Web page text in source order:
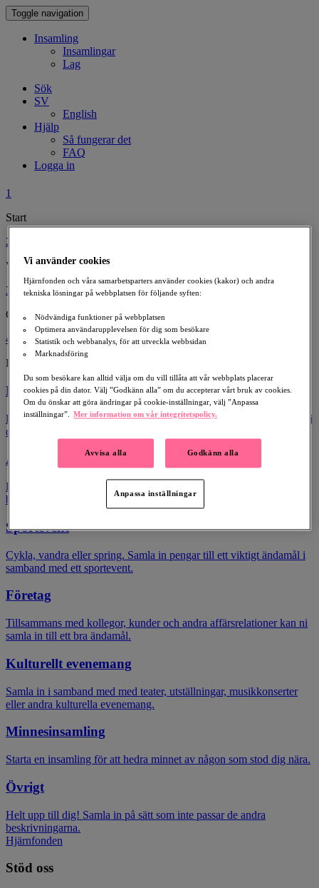
Toggle navigation
Insamling
Insamlingar
Lag
Sök
SV
English
Hjälp
Så fungerar det
FAQ
Logga in
1
Start
2
Välj typ av insamling
3
Gör din insamling personlig
4
Publicera din insamling
Födelsedag
En födelsedag du kommer att minnas för evigt. Be vänner och familj
om donationer i stället för födelsedagspresenter.
Årsdag
Be vänner och familj om donationer i stället för gåvor vid jubileum,
bröllop, studenten eller andre märkesdagar.
Sportevent
Cykla, vandra eller spring. Samla in pengar till ett viktigt ändamål i
samband med ett sportevent.
Företag
Tillsammans med kollegor, kunder och andra affärsrelationer kan ni
samla in till ett bra ändamål.
Kulturellt evenemang
Samla in i samband med med teater, utställningar, musikkonserter
eller andra kulturella evenemang.
Minnesinsamling
Starta en insamling för att hedra minnet av någon som stod dig nära.
Övrigt
Helt upp till dig! Samla in på sätt som inte passar de andra
beskrivningarna.
Hjärnfonden
Stöd oss
Vi använder cookies
Hjärnfonden och våra samarbetsparters använder cookies (kakor) och andra
tekniska lösningar på webbplatsen för följande syften:
Nödvändiga funktioner på webbplatsen
Optimera användarupplevelsen för dig som besökare
Statistik och webbanalys, för att utveckla webbsidan
Marknadsföring
Du som besökare kan alltid välja om du vill tillåta att vår webbplats placerar
cookies på din dator. Välj ”Godkänn alla” om du accepterar vårt bruk av cookies.
Om du önskar att göra ändringar på cookie-inställningar, välj ”Anpassa
inställningar”. Mer information om vår integritetspolicy.
Avvisa alla Godkänn alla
Anpassa inställningar